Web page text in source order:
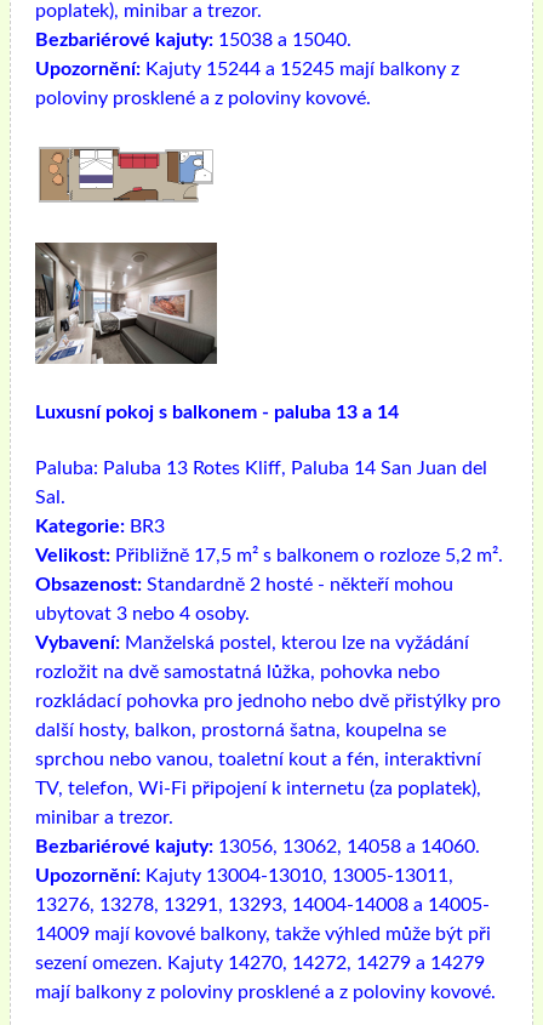
poplatek), minibar a trezor.
Bezbariérové ​​kajuty: 15038 a 15040.
Upozornění: Kajuty 15244 a 15245 mají balkony z
poloviny prosklené a z poloviny kovové.
Luxusní pokoj s balkonem - paluba 13 a 14
Paluba: Paluba 13 Rotes Kliff, Paluba 14 San Juan del
Sal.
Kategorie: BR3
Velikost: Přibližně 17,5 m² s balkonem o rozloze 5,2 m².
Obsazenost: Standardně 2 hosté - někteří mohou
ubytovat 3 nebo 4 osoby.
Vybavení: Manželská postel, kterou lze na vyžádání
rozložit na dvě samostatná lůžka, pohovka nebo
rozkládací pohovka pro jednoho nebo dvě přistýlky pro
další hosty, balkon, prostorná šatna, koupelna se
sprchou nebo vanou, toaletní kout a fén, interaktivní
TV, telefon, Wi-Fi připojení k internetu (za poplatek),
minibar a trezor.
Bezbariérové ​​kajuty: 13056, 13062, 14058 a 14060.
Upozornění: Kajuty 13004-13010, 13005-13011,
13276, 13278, 13291, 13293, 14004-14008 a 14005-
14009 mají kovové balkony, takže výhled může být při
sezení omezen. Kajuty 14270, 14272, 14279 a 14279
mají balkony z poloviny prosklené a z poloviny kovové.